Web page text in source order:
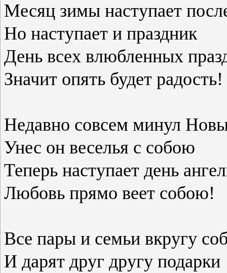
Месяц зимы наступает
Но наступает и праздник
День всех влюбленных
Значит опять будет радость!
Недавно совсем минул
Унес он веселья с собою
Теперь наступает день
Любовь прямо веет собою!
Все пары и семьи вкругу
И дарят друг другу подарки